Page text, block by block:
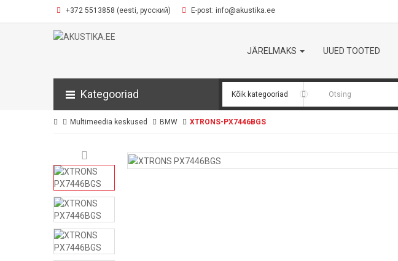
+372 5513858 (eesti, русский) E-post: info@akustika.ee
JÄRELMAKS UUED TOOTED
Kategooriad
Multimeedia keskused BMW XTRONS-PX7446BGS